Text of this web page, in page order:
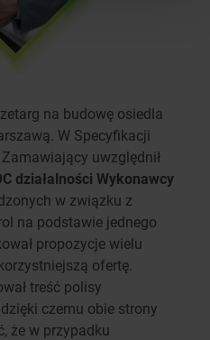
na budowę osiedla
W Specyfikacji
uwzględnił
działalności Wykonawcy
w związku z
na podstawie jednego
propozycje wielu
ofertę.
treść polisy
czemu obie strony
że w przypadku